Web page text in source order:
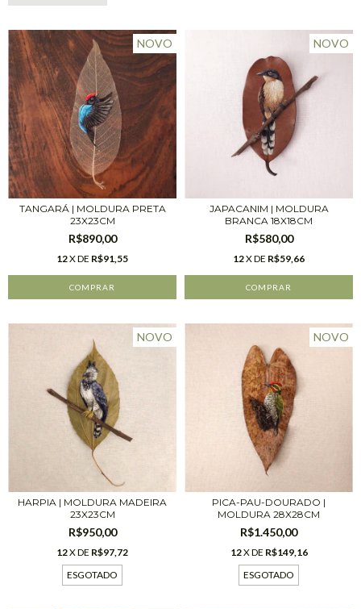
NOVO
TANGARÁ | MOLDURA PRETA
23X23CM
R$890,00
12X DE R$91,55
NOVO
JAPACANIM | MOLDURA
BRANCA 18X18CM
R$580,00
12X DE R$59,66
NOVO
HARPIA | MOLDURA MADEIRA
23X23CM
R$950,00
12X DE R$97,72
ESGOTADO
NOVO
PICA-PAU-DOURADO |
MOLDURA 28X28CM
R$1.450,00
12X DE R$149,16
ESGOTADO